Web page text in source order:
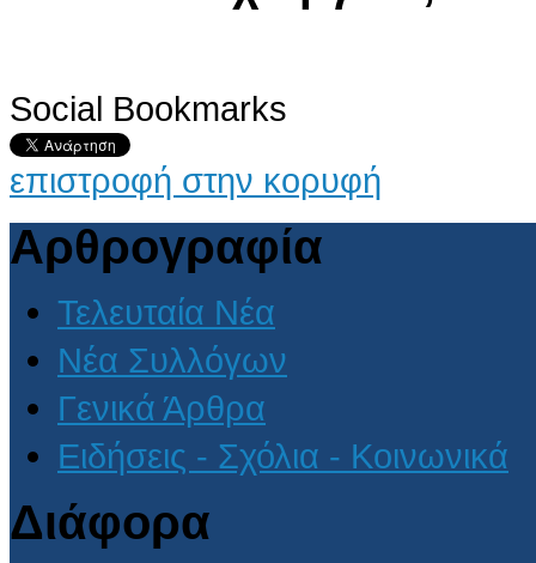
Social Bookmarks
επιστροφή στην κορυφή
Αρθρογραφία
Τελευταία Νέα
Νέα Συλλόγων
Γενικά Άρθρα
Ειδήσεις - Σχόλια - Κοινωνικά
Διάφορα